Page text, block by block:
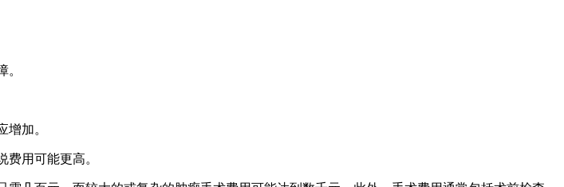
加。
用可能更高。